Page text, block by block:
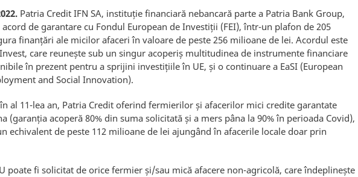
Patria Credit IFN SA, instituție financiară nebancară parte a Patria Bank Group,
de garantare cu Fondul European de Investiții (FEI), într-un plafon de 205
finanțări ale micilor afaceri în valoare de peste 256 milioane de lei. Acordul este
care reunește sub un singur acoperiș multitudinea de instrumente financiare
în prezent pentru a sprijini investițiile în UE, și o continuare a EaSI (European
and Social Innovation).
al 11-lea an, Patria Credit oferind fermierilor și afacerilor mici credite garantate
(garanția acoperă 80% din suma solicitată și a mers pâna la 90% în perioada Covid),
echivalent de peste 112 milioane de lei ajungând în afacerile locale doar prin
poate fi solicitat de orice fermier și/sau mică afacere non-agricolă, care îndeplinește